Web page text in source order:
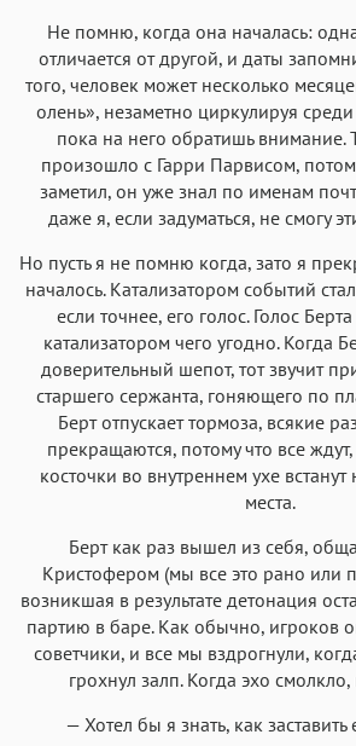
Не помню, когда она началась:
отличается от другой, и даты
того, человек может несколько
олень», незаметно циркулируя среди
пока на него обратишь внимание.
произошло с Гарри Парвисом,
заметил, он уже знал по именам
даже я, если задуматься, не смогу
Но пусть я не помню когда, зато я
началось. Катализатором событий
если точнее, его голос. Голос
катализатором чего угодно. Когда
доверительный шепот, тот звучит
старшего сержанта, гоняющего по
Берт отпускает тормоза, всякие
прекращаются, потому что все
косточки во внутреннем ухе
места.
Берт как раз вышел из себя,
Кристофером (мы все это рано или
возникшая в результате детонация
партию в баре. Как обычно, игроков
советчики, и все мы вздрогнули,
грохнул залп. Когда эхо смолкло,
— Хотел бы я знать, как заставить